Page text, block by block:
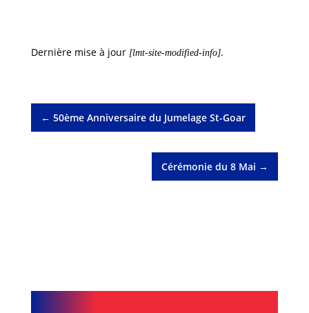
Dernière mise à jour [lmt-site-modified-info].
← 50ème Anniversaire du Jumelage St-Goar
Cérémonie du 8 Mai →